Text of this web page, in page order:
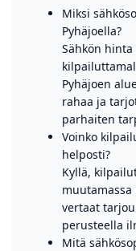
Miksi
Pyhäjoella?
Sähkön
Pyhäjoen
rahaa ja
parhaiten
Voinko
helposti?
Kyllä,
vertaat
perusteella
Mitä